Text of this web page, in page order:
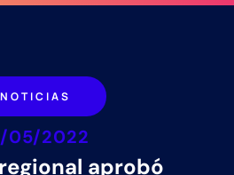
NOTICIAS
05/2022
aprobó